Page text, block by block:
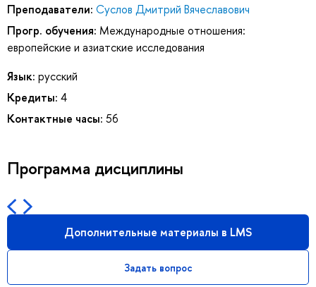
Преподаватели: Суслов Дмитрий Вячеславович
Прогр. обучения: Международные отношения:
европейские и азиатские исследования
Язык: русский
Кредиты: 4
Контактные часы: 56
Программа дисциплины
Дополнительные материалы в LMS
Задать вопрос